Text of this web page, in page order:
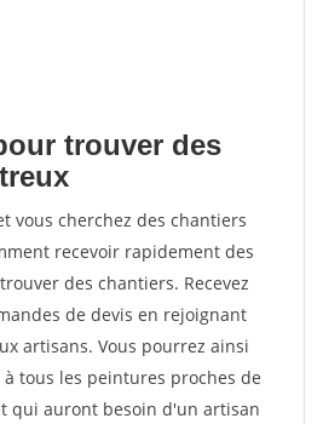
trouver des
vous cherchez des chantiers
recevoir rapidement des
des chantiers. Recevez
de devis en rejoignant
artisans. Vous pourrez ainsi
tous les peintures proches de
qui auront besoin d'un artisan